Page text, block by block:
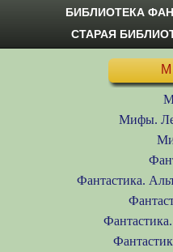
БИБЛИОТЕКА
СТАРАЯ
Мифы.
Фантастика.